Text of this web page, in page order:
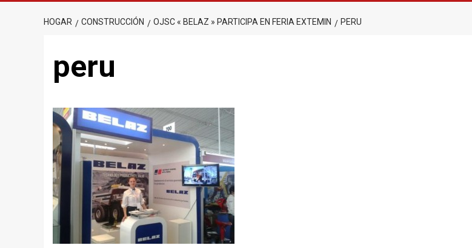
HOGAR CONSTRUCCIÓN OJSC « BELAZ » PARTICIPA EN FERIA EXTEMIN PERU
peru